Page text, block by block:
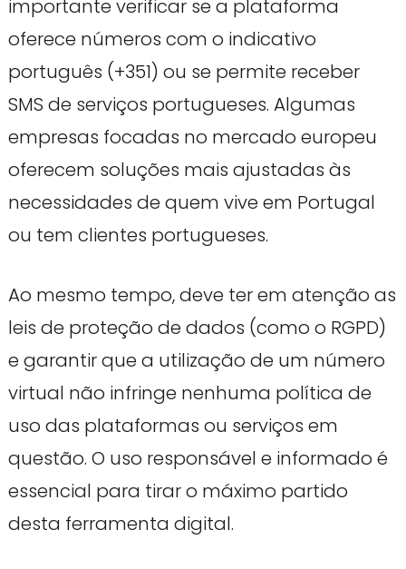
importante verificar se a plataforma
oferece números com o indicativo
português (+351) ou se permite receber
SMS de serviços portugueses. Algumas
empresas focadas no mercado europeu
oferecem soluções mais ajustadas às
necessidades de quem vive em Portugal
ou tem clientes portugueses.
Ao mesmo tempo, deve ter em atenção as
leis de proteção de dados (como o RGPD)
e garantir que a utilização de um número
virtual não infringe nenhuma política de
uso das plataformas ou serviços em
questão. O uso responsável e informado é
essencial para tirar o máximo partido
desta ferramenta digital.